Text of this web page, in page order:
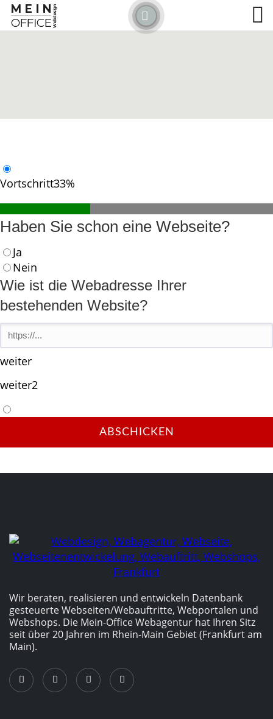
Detected no support for Speech Synthesis
Vortschritt33%
Haben Sie schon eine Webseite?
Ja
Nein
Wie ist die Webadresse Ihrer
bestehenden Website?
weiter
weiter2
ABSCHICKEN
Wir beraten, realisieren und entwickeln Datenbank
gesteuerte Webseiten/­Webauftritte, Webportalen und
Webshops. Die Mein-Office Webagentur hat Ihren Sitz
seit über 20 Jahren im Rhein-Main Gebiet (Frankfurt am
Main).